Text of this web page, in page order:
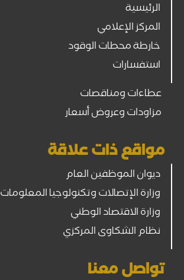
الرئيسية
المركز الإعلامي
خارطة محطات الوقود
استفسارات
عطاءات ومناقصات
مزاودات وعروض أسعار
مواقع ذات علاقة
ديوان الموظفين العام
وزارة الإتصالات وتكنولوجيا المعلومات
وزارة الاقتصاد الوطني
نظام الشكاوى المركزي
تواصل معنا